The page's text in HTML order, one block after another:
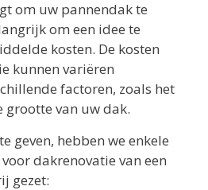
om uw pannendak te
om een idee te
kosten. De kosten
kunnen variëren
factoren, zoals het
grootte van uw dak.
geven, hebben we enkele
dakrenovatie van een
gezet: